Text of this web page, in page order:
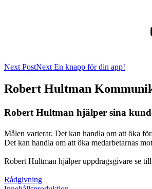
Next PostNext En knapp för din app!
Robert Hultman
Robert Hultman hjälper sina
Målen varierar. Det kan handla om att öka
Det kan handla om att öka medarbetarnas
Robert Hultman hjälper uppdragsgivare se
Rådgivning